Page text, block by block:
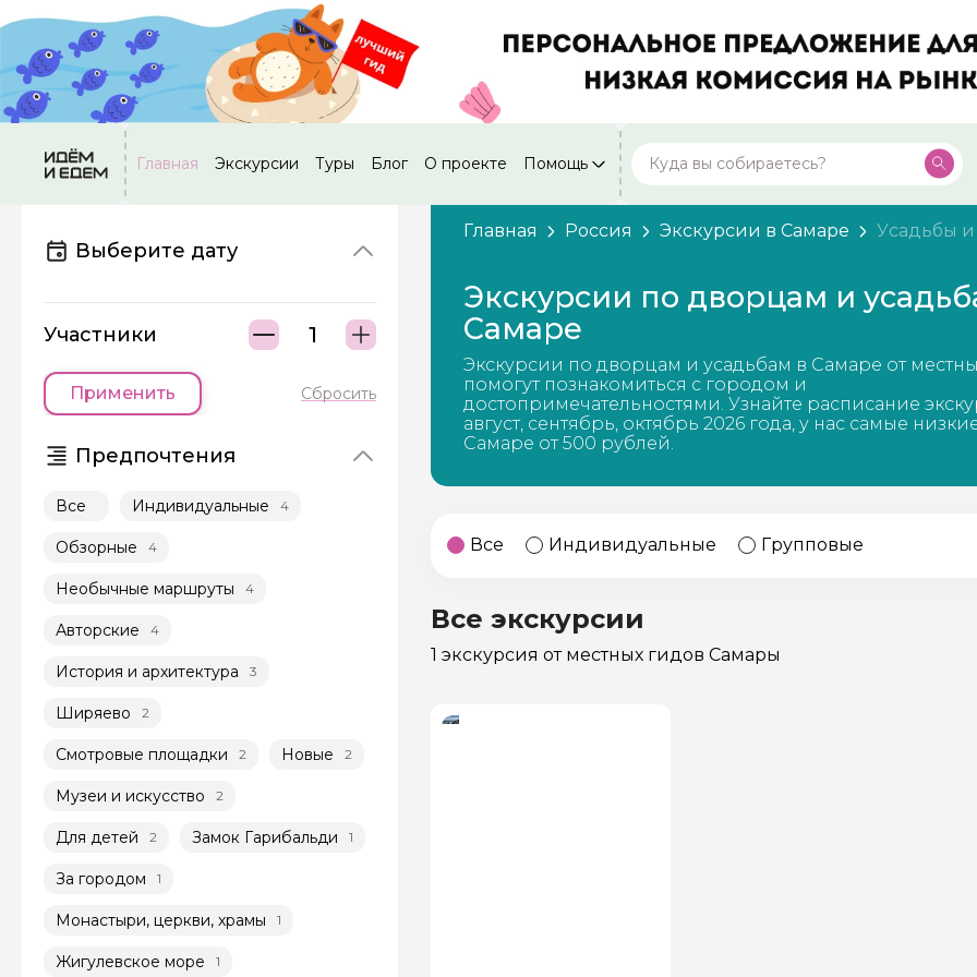
Главная Экскурсии Туры Блог О проекте Помощь
Москва
Россия
Нижний Новгород
Калининград
Россия
Кисловодск
Россия
20 экскурсий
Дербент 17 экскурсий
Посмотреть все города
Выберите дату
Участники
Применить Сбросить
Предпочтения
Все Индивидуальные 4
Обзорные 4
Необычные маршруты 4
Авторские 4
История и архитектура 3
Ширяево 2
Смотровые площадки 2 Новые 2
Музеи и искусство 2
Для детей 2 Замок Гарибальди 1
За городом 1
Монастыри, церкви, храмы 1
Жигулевское море 1
Главная Россия Экскурсии в Самаре Усадьбы
Экскурсии по дворцам и
Самаре
Экскурсии по дворцам и усадьбам в Самаре от
помогут познакомиться с городом и
достопримечательностями. Узнайте расписание
август, сентябрь, октябрь 2026 года, у нас самые
Самаре от 500 рублей.
Все Индивидуальные Групповые
Все экскурсии
1 экскурсия от местных гидов Самары